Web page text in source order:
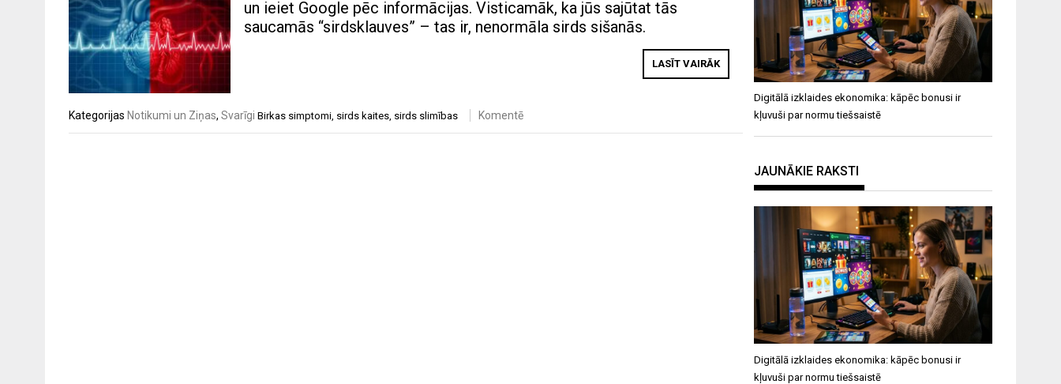
un ieiet Google pēc informācijas. Visticamāk, ka jūs sajūtat tās
saucamās “sirdsklauves” – tas ir, nenormāla sirds sišanās.
LASĪT VAIRĀK
Kategorijas Notikumi un Ziņas, Svarīgi Birkas simptomi sirds kaites sirds slimības Komentē
Digitālā izklaides ekonomika: kāpēc bonusi ir
kļuvuši par normu tiešsaistē
JAUNĀKIE RAKSTI
Digitālā izklaides ekonomika: kāpēc bonusi ir
kļuvuši par normu tiešsaistē